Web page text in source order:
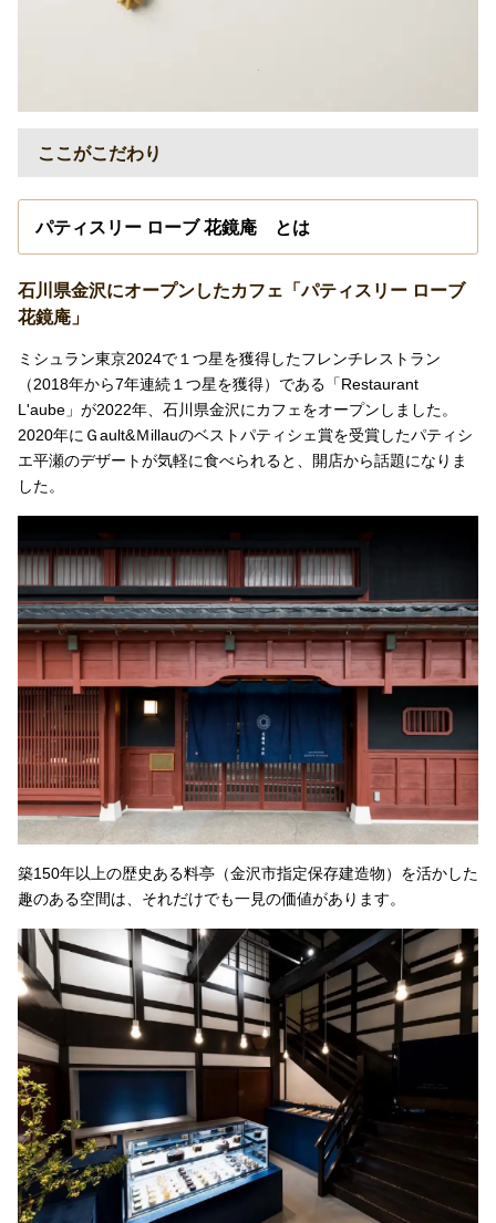
ここがこだわり
パティスリー ローブ 花鏡庵 とは
石川県金沢にオープンしたカフェ「パティスリー ローブ
花鏡庵」
ミシュラン東京2024で１つ星を獲得したフレンチレストラン
（2018年から7年連続１つ星を獲得）である「Restaurant
L'aube」が2022年、石川県金沢にカフェをオープンしました。
2020年にＧault&Ｍillauのベストパティシェ賞を受賞したパティシ
エ平瀬のデザートが気軽に食べられると、開店から話題になりま
した。
築150年以上の歴史ある料亭（金沢市指定保存建造物）を活かした
趣のある空間は、それだけでも一見の価値があります。